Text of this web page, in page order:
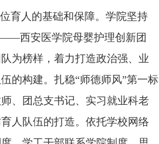
育人的基础和保障。学院坚持
——西安医学院母婴护理创新团
为榜样，着力打造政治强、业
的构建。扎稳“师德师风”第一标
、团总支书记、实习就业科老
人队伍的打造。依托学校网络